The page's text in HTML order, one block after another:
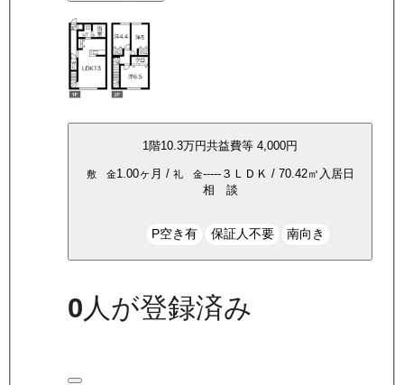
1階10.3万円共益費等 4,000円
敷 金1.00ヶ月 / 礼 金-----３ＬＤＫ / 70.42㎡ 入居日
相 談
P空き有 保証人不要 南向き
0 人が登録済み